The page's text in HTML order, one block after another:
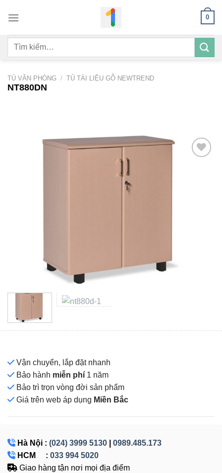
qua
dung
0
Tìm
TỦ VĂN PHÒNG / TỦ TÀI LIỆU GỖ NEWTREND
NT880DN
Vận chuyển, lắp đặt nhanh
Bảo hành miễn phí 1 năm
Bảo trì trọn vòng đời sản phẩm
Giá trên web áp dụng Miền Bắc
Hà Nội : (024) 3999 5130
0989.485.173
HCM : 033 994 5020
Giao hàng tận nơi mọi địa điểm